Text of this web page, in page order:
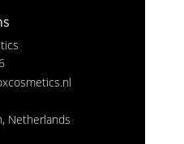
Netherlands